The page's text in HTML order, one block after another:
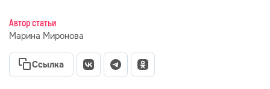
Автор статьи
Марина Миронова
Ссылка